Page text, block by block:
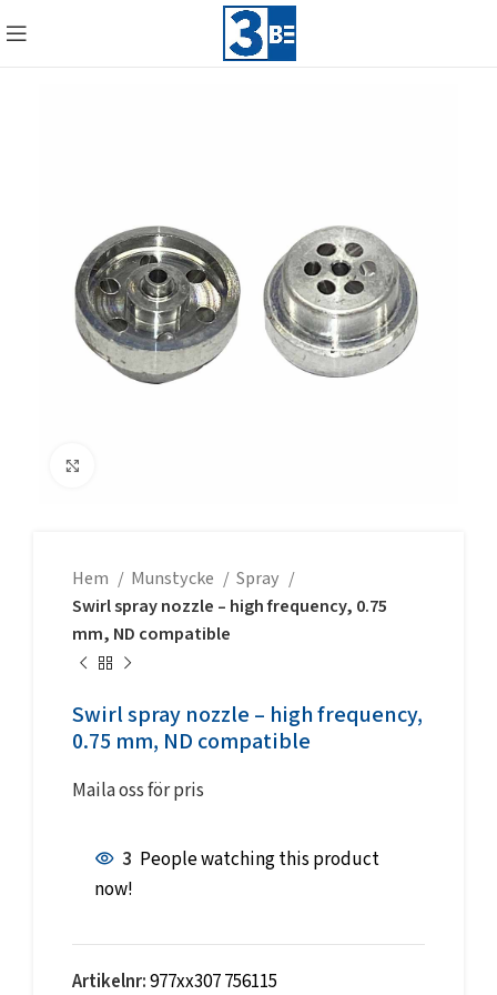
Hem Munstycke
Spray
Swirl spray nozzle – high frequency, 0.75
mm, ND compatible
Swirl spray nozzle – high frequency,
0.75 mm, ND compatible
Maila oss för pris
3 People watching this product
now!
Artikelnr:977xx307 756115